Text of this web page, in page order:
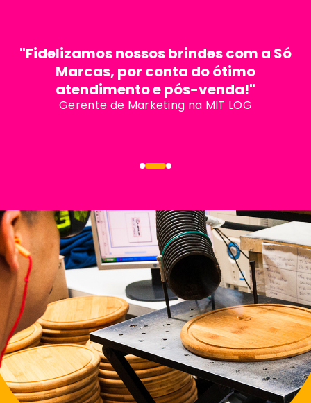
qualidade, excelente aplicação da
nossa logomarca, embalados com
capricho e nos atenderam dentro do
prazo de entrega que precisávamos."